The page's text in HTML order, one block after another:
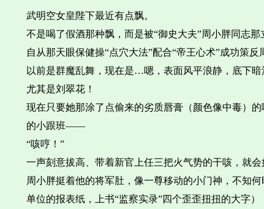
武明空女皇陛下最近有点飘。
不是喝了假酒那种飘，而是被“御史大夫”周小胖同志那
自从那天眼保健操“点穴大法”配合“帝王心术”成功策
以前是群魔乱舞，现在是…嗯，表面风平浪静，底下
尤其是刘翠花！
现在只要她那涂了点偷来的劣质唇膏（颜色像中毒）
的小跟班——
“咳哼！”
一声刻意拔高、带着新官上任三把火气势的干咳，就会
周小胖挺着他的将军肚，像一尊移动的小门神，不知
单位的报表纸，上书“监察实录”四个歪歪扭扭的大字